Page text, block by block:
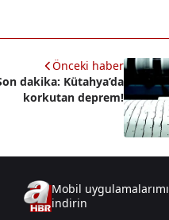
Önceki haber
dakika: Kütahya’da
korkutan deprem!
Mobil
indirin